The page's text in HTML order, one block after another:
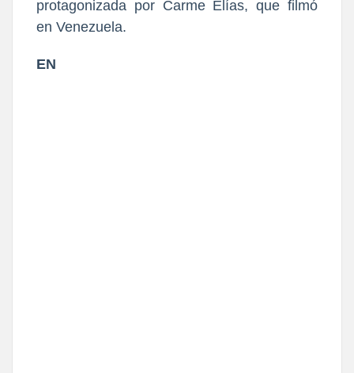
protagonizada por Carme Elías, que filmó
en Venezuela.
EN